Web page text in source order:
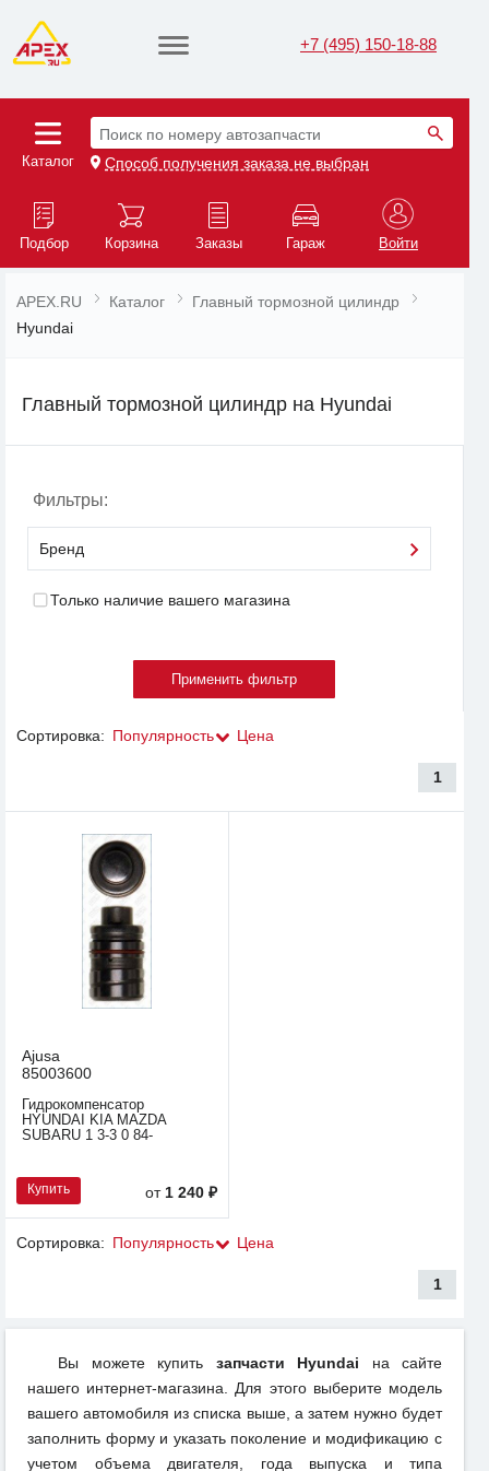
+7 (495) 150-18-88
Каталог
Поиск по номеру автозапчасти
Способ получения заказа не выбран
Подбор Корзина Заказы Гараж Войти
APEX.RU Каталог
Главный тормозной цилиндр
Hyundai
Главный тормозной цилиндр на Hyundai
Фильтры:
Бренд
Только наличие вашего магазина
Сортировка: Популярность Цена
1
Ajusa
85003600
Гидрокомпенсатор
HYUNDAI KIA MAZDA
SUBARU 1 3-3 0 84-
Купить от 1 240 ₽
Сортировка: Популярность Цена
1
Вы можете купить запчасти Hyundai на сайте
нашего интернет-магазина. Для этого выберите модель
вашего автомобиля из списка выше, а затем нужно будет
заполнить форму и указать поколение и модификацию с
учетом объема двигателя, года выпуска и типа